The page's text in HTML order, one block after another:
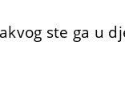
ste ga u